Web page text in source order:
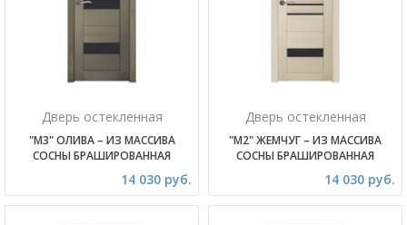
Дверь остекленная
"М3" ОЛИВА – ИЗ МАССИВА
СОСНЫ БРАШИРОВАННАЯ
14 030 руб.
Дверь остекленная
"М2" ЖЕМЧУГ – ИЗ МАССИВА
СОСНЫ БРАШИРОВАННАЯ
14 030 руб.